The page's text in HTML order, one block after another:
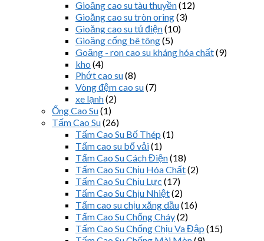
Gioăng cao su tàu thuyền(12)
Gioăng cao su tròn oring(3)
Gioăng cao su tủ điện(10)
Gioăng cống bê tông(5)
Goăng - ron cao su kháng hóa chất(9)
kho (4)
Phớt cao su(8)
Vòng đệm cao su(7)
xe lạnh(2)
Ống Cao Su(1)
Tấm Cao Su(26)
Tấm Cao Su Bố Thép (1)
Tấm cao su bố vải(1)
Tấm Cao Su Cách Điện(18)
Tấm Cao Su Chịu Hóa Chất(2)
Tấm Cao Su Chịu Lực (17)
Tấm Cao Su Chịu Nhiệt(2)
Tấm cao su chịu xăng dầu(16)
Tấm Cao Su Chống Cháy(2)
Tấm Cao Su Chống Chịu Va Đập (15)